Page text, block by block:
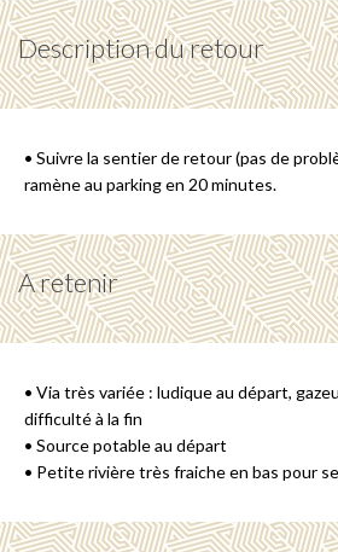
Description du retour
• Suivre la sentier de retour (pas de
ramène au parking en 20 minutes.
A retenir
• Via très variée : ludique au départ,
difficulté à la fin
• Source potable au départ
• Petite rivière très fraiche en bas pour